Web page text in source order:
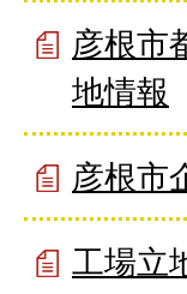
彦根市
地情報
彦根市
工場立